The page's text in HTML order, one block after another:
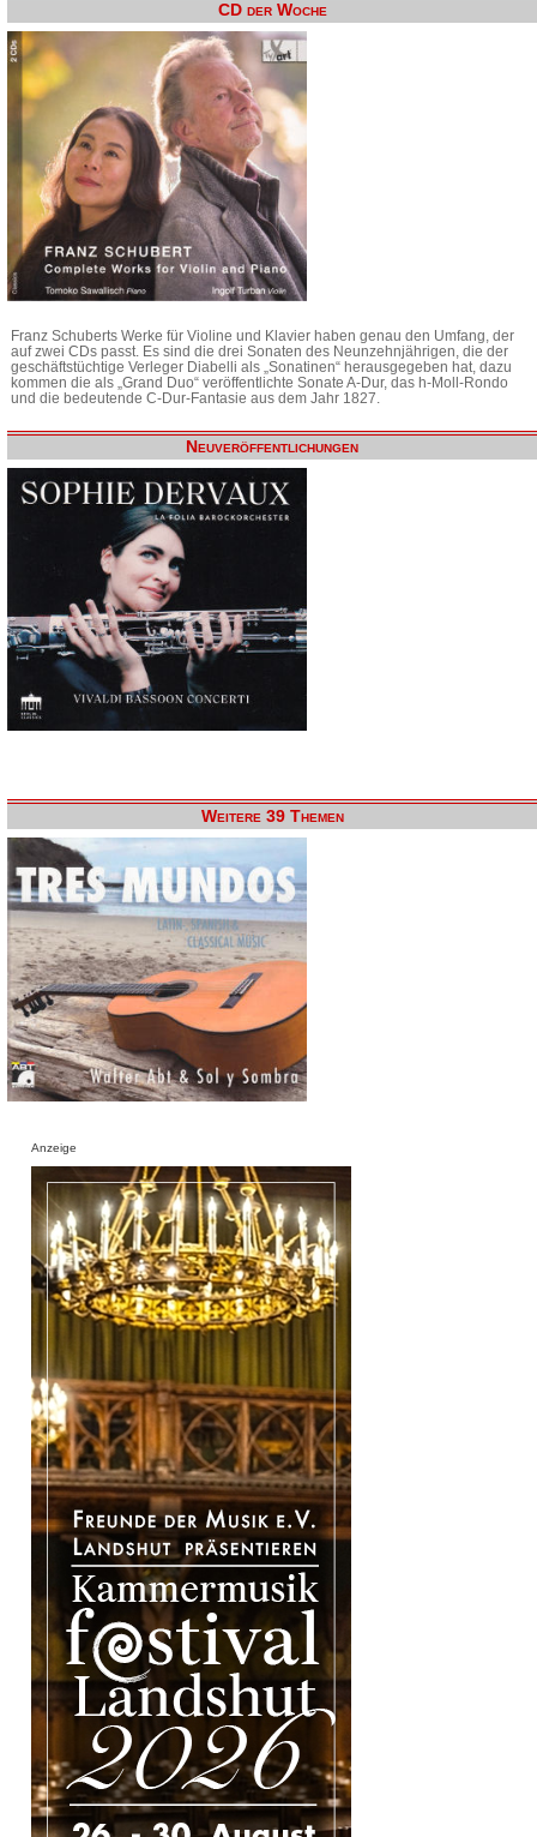
CD der Woche
Franz Schuberts Werke für Violine und Klavier haben genau den Umfang, der
auf zwei CDs passt. Es sind die drei Sonaten des Neunzehnjährigen, die der
geschäftstüchtige Verleger Diabelli als „Sonatinen“ herausgegeben hat, dazu
kommen die als „Grand Duo“ veröffentlichte Sonate A-Dur, das h-Moll-Rondo
und die bedeutende C-Dur-Fantasie aus dem Jahr 1827.
Neuveröffentlichungen
Weitere 39 Themen
Anzeige